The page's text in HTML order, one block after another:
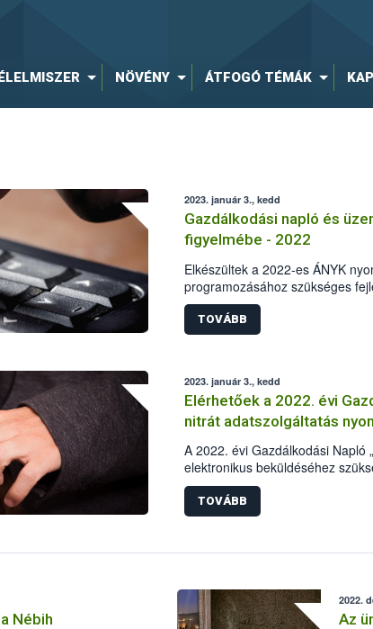
NÖVÉNY ÁTFOGÓ TÉMÁK
2023. január 3., kedd
Gazdálkodási napló és
figyelmébe - 2022
Elkészültek a 2022-es ÁNYK
programozásához szükséges
TOVÁBB
2023. január 3., kedd
Elérhetőek a 2022. évi
nitrát adatszolgáltatás
A 2022. évi Gazdálkodási Napló
elektronikus beküldéséhez
elérhetőek.
TOVÁBB
Nébih
2022.
Az